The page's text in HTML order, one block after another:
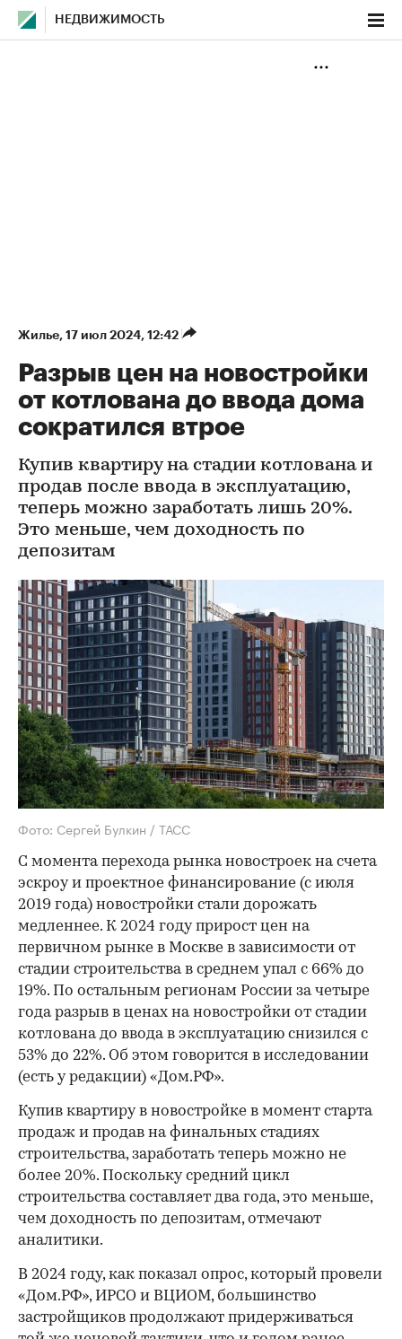
НЕДВИЖИМОСТЬ
Жилье⁠, 17 июл 2024, 12:42
Разрыв цен на новостройки
от котлована до ввода дома
сократился втрое
Купив квартиру на стадии котлована и
продав после ввода в эксплуатацию,
теперь можно заработать лишь 20%.
Это меньше, чем доходность по
депозитам
Фото: Сергей Булкин / ТАСС
С момента перехода рынка новостроек на счета
эскроу и проектное финансирование (с июля
2019 года) новостройки стали дорожать
медленнее. К 2024 году прирост цен на
первичном рынке в Москве в зависимости от
стадии строительства в среднем упал с 66% до
19%. По остальным регионам России за четыре
года разрыв в ценах на новостройки от стадии
котлована до ввода в эксплуатацию снизился с
53% до 22%. Об этом говорится в исследовании
(есть у редакции) «Дом.РФ».
Купив квартиру в новостройке в момент старта
продаж и продав на финальных стадиях
строительства, заработать теперь можно не
более 20%. Поскольку средний цикл
строительства составляет два года, это меньше,
чем доходность по депозитам, отмечают
аналитики.
В 2024 году, как показал опрос, который провели
«Дом.РФ», ИРСО и ВЦИОМ, большинство
застройщиков продолжают придерживаться